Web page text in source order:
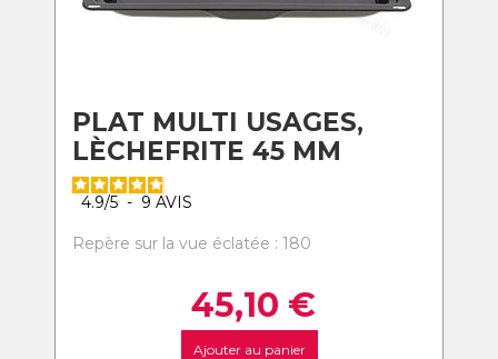
PLAT MULTI USAGES,
LÈCHEFRITE 45 MM
4.9/5 - 9 AVIS
Repère sur la vue éclatée : 180
45,10 €
Ajouter au panier